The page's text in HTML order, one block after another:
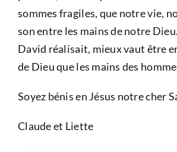
sommes fragiles, que notre vie,
son entre les mains de notre
David réalisait, mieux vaut être
de Dieu que les mains des
Soyez bénis en Jésus notre cher
Claude et Liette